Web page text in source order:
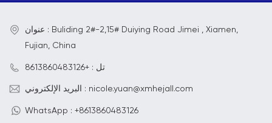
عنوان : Buliding 2#-2,15# Duiying Road Jimei , Xiamen,
Fujian, China
تل : +8613860483126
البريد الإلكتروني : nicole.yuan@xmhejall.com
WhatsApp : +8613860483126